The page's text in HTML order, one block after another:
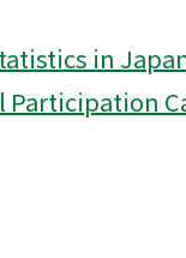
in
Participation